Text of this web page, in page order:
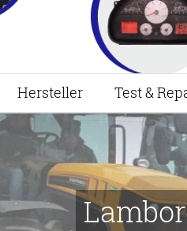
Hersteller Test &